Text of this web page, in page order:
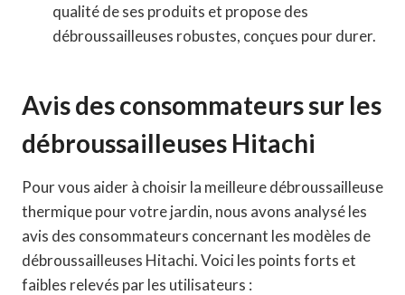
qualité de ses produits et propose des
débroussailleuses robustes, conçues pour durer.
Avis des consommateurs sur les
débroussailleuses Hitachi
Pour vous aider à choisir la meilleure débroussailleuse
thermique pour votre jardin, nous avons analysé les
avis des consommateurs concernant les modèles de
débroussailleuses Hitachi. Voici les points forts et
faibles relevés par les utilisateurs :